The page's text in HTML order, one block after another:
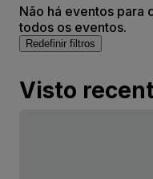
Não há eventos para
todos os eventos.
Redefinir filtros
Visto